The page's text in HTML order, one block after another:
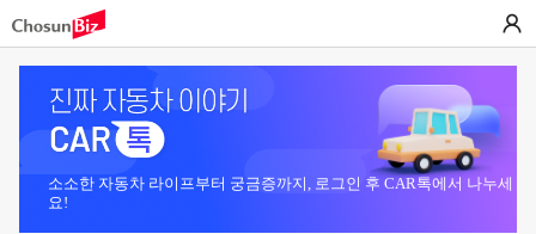
소소한 자동차 라이프부터 궁금증까지, 로그인 후 CAR톡에서 나누세
요!